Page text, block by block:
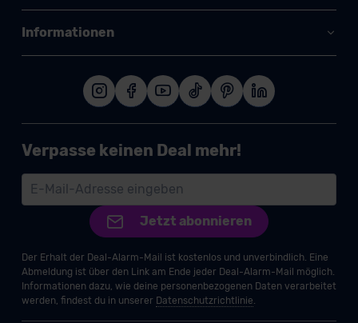
Informationen
Verpasse keinen Deal mehr!
Jetzt abonnieren
Der Erhalt der Deal-Alarm-Mail ist kostenlos und unverbindlich. Eine
Abmeldung ist über den Link am Ende jeder Deal-Alarm-Mail möglich.
Informationen dazu, wie deine personenbezogenen Daten verarbeitet
werden, findest du in unserer Datenschutzrichtlinie